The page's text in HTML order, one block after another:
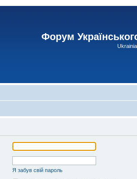
Форум
Я забув свій пароль